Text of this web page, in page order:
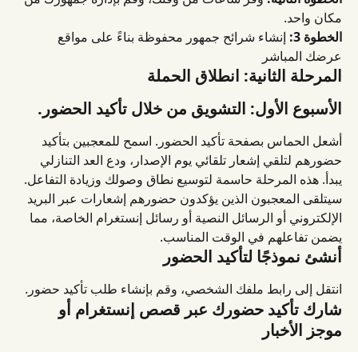
مكان واحد.
الخطوة 3:
إنشاء شرائح جمهور محفوظة بناءً على مواقع
عرضك المباشر
المرحلة الثانية: انطلاق الحملة
الأسبوع الأول: التشويق من خلال تأكيد الحضور.
أشعل الحماس بصفحة تأكيد الحضور. اسمح للمعجبين بتأكيد
حضورهم لتلقي إشعار تلقائي يوم الإصدار، ودع العد التنازلي
يبدأ. هذه المرحلة حاسمة لتوسيع نطاق وصولك وزيادة التفاعل.
سيتلقى المعجبون الذين يؤكدون حضورهم إشعارات عبر البريد
الإلكتروني أو الرسائل النصية أو رسائل إنستغرام الخاصة، مما
يضمن تفاعلهم في الوقت المناسب.
أنشئ نموذجًا لتأكيد الحضور
انتقل إلى رابط ملفك الشخصي، وقم بإنشاء طلب تأكيد حضور.
شارك تأكيد حضورك عبر قصص إنستغرام أو
موجز الأخبار